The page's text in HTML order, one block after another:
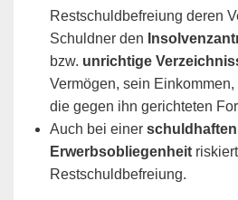
Restschuldbefreiung deren
Schuldner den
bzw. unrichtige
Vermögen, sein
die gegen ihn gerichteten
Auch bei einer
Erwerbsobliegenheit
Restschuldbefreiung.